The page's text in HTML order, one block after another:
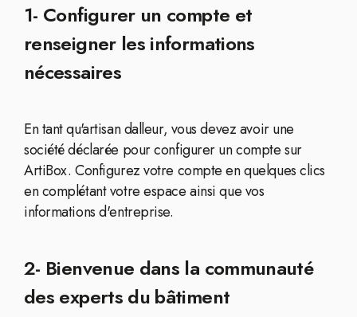
1- Configurer un compte et
renseigner les informations
nécessaires
En tant qu'artisan dalleur, vous devez avoir une
société déclarée pour configurer un compte sur
ArtiBox. Configurez votre compte en quelques clics
en complétant votre espace ainsi que vos
informations d'entreprise.
2- Bienvenue dans la communauté
des experts du bâtiment